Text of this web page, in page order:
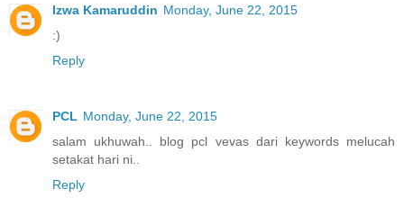
Izwa Kamaruddin Monday, June 22, 2015
:)
Reply
PCL Monday, June 22, 2015
salam ukhuwah.. blog pcl vevas dari keywords melucah
setakat hari ni..
Reply